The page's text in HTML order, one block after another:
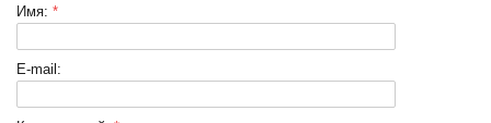
Имя: *
E-mail: